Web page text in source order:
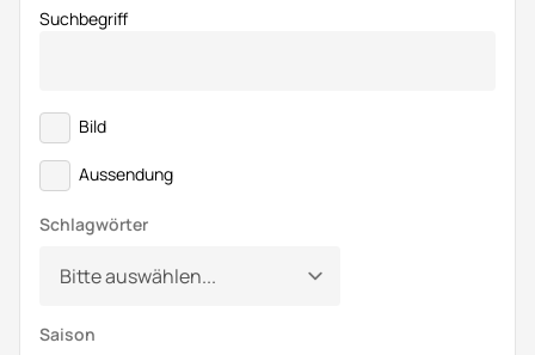
Suchbegriff
Bild
Aussendung
Schlagwörter
Saison